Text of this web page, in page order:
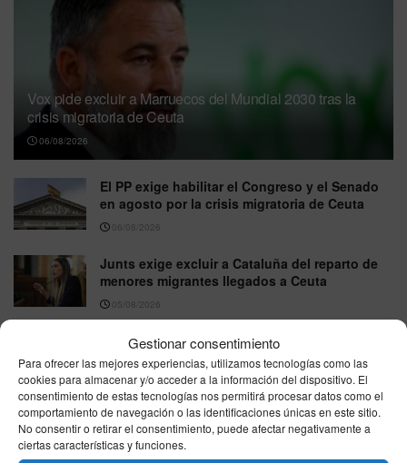
Gestionar consentimiento
Para ofrecer las mejores experiencias, utilizamos tecnologías como las
cookies para almacenar y/o acceder a la información del dispositivo. El
consentimiento de estas tecnologías nos permitirá procesar datos como el
comportamiento de navegación o las identificaciones únicas en este sitio.
No consentir o retirar el consentimiento, puede afectar negativamente a
ciertas características y funciones.
Vox pide excluir a Marruecos del Mundial 2030 tras la
crisis migratoria de Ceuta
06/08/2026
El PP exige habilitar el Congreso y el Senado
en agosto por la crisis migratoria de Ceuta
06/08/2026
Junts exige excluir a Cataluña del reparto de
menores migrantes llegados a Ceuta
05/08/2026
Nicole Delgado responde a Pablo Fernández
en directo por la Ley Trans: “No permito que
piense por mí”
05/08/2026
Trabajo atribuye a personas recién
regularizadas unas 15.000 de las nuevas altas